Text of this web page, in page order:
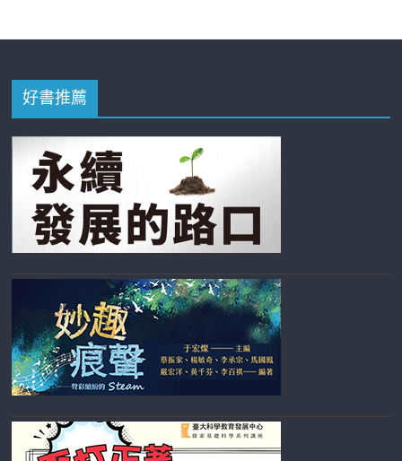
好書推薦